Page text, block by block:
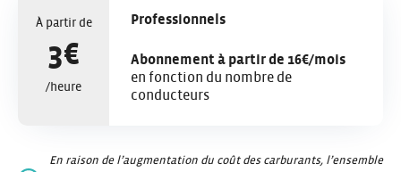
À partir de
3€
/heure
Professionnels
Abonnement à partir de 16€/mois
en fonction du nombre de
conducteurs
En raison de l’augmentation du coût des carburants, l’ensemble